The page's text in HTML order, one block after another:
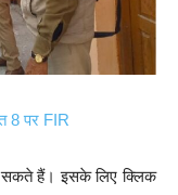
8 पर FIR
सकते हैं। इसके लिए क्लिक